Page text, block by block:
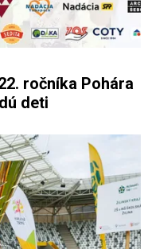
ročníka Pohára
deti